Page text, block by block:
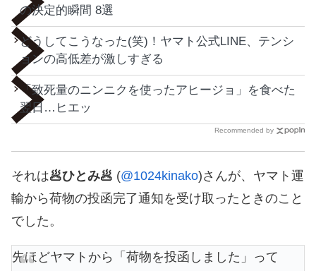
の決定的瞬間 8選
どうしてこうなった(笑)！ヤマト公式LINE、テンシ
ョンの高低差が激しすぎる
「致死量のニンニクを使ったアヒージョ」を食べた
翌日…ヒエッ
Recommended by
それは🥟ひとみ🥟 (@1024kinako)さんが、ヤマト運
輸から荷物の投函完了通知を受け取ったときのこと
でした。
先ほどヤマトから「荷物を投函しました」って